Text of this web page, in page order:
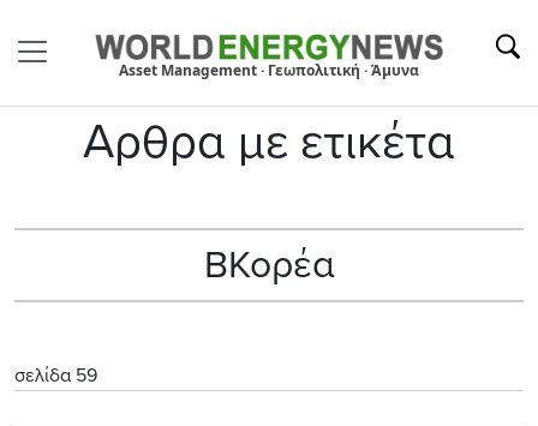
Asset Management · Γεωπολιτική · Άμυνα
Αρθρα με ετικέτα
ΒΚορέα
σελίδα 59